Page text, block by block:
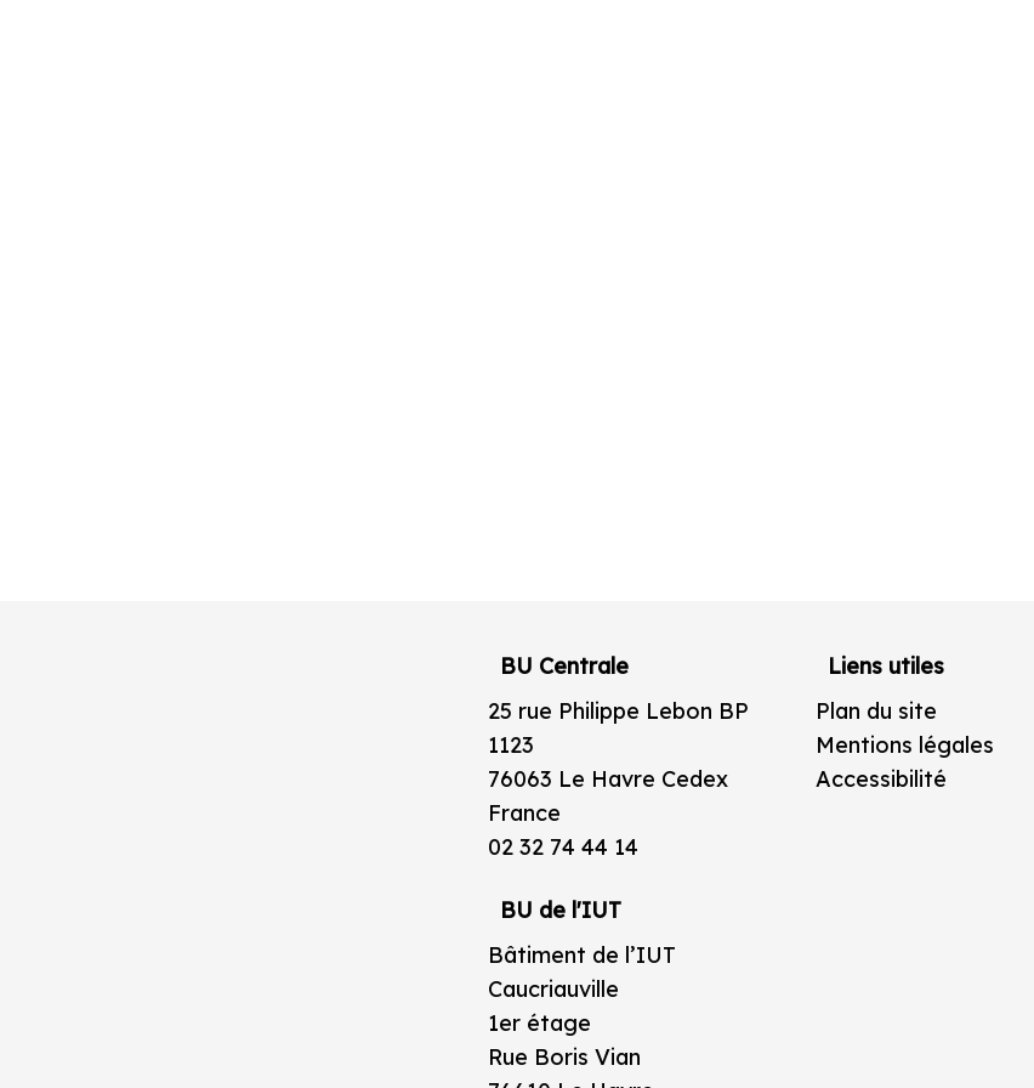
BU Centrale
25 rue Philippe Lebon BP
1123
76063 Le Havre Cedex
France
02 32 74 44 14
BU de l'IUT
Bâtiment de l’IUT
Caucriauville
1er étage
Rue Boris Vian
Liens utiles
Plan du site
Mentions légales
Accessibilité